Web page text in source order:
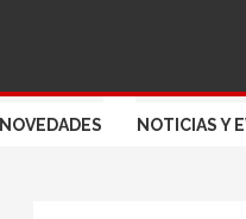
NOVEDADES NOTICIAS Y